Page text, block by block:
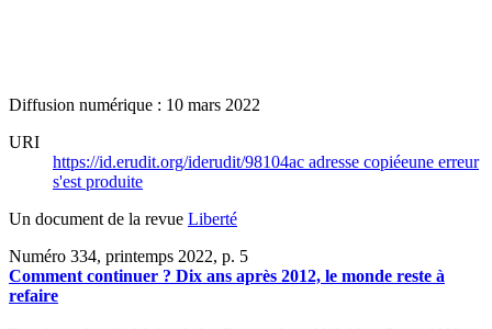
Diffusion numérique : 10 mars 2022
URI
https://id.erudit.org/iderudit/98104ac adresse copiéeune erreur
s'est produite
Un document de la revue Liberté
Numéro 334, printemps 2022, p. 5
Comment continuer ? Dix ans après 2012, le monde reste à
refaire